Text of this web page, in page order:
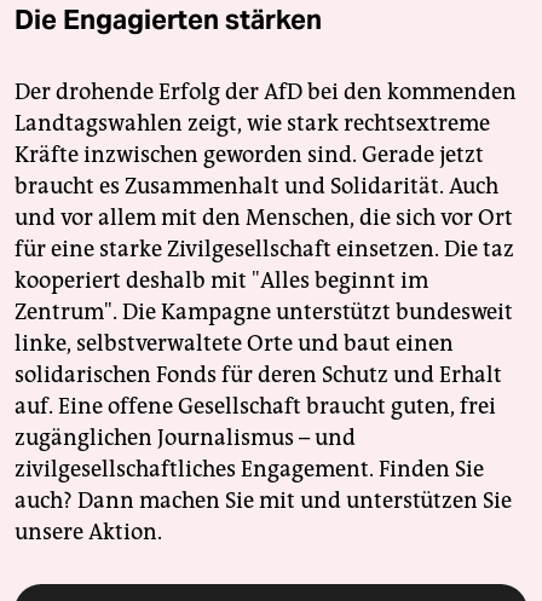
Die Engagierten stärken
Der drohende Erfolg der AfD bei den kommenden
Landtagswahlen zeigt, wie stark rechtsextreme
Kräfte inzwischen geworden sind. Gerade jetzt
braucht es Zusammenhalt und Solidarität. Auch
und vor allem mit den Menschen, die sich vor Ort
für eine starke Zivilgesellschaft einsetzen. Die taz
kooperiert deshalb mit "Alles beginnt im
Zentrum". Die Kampagne unterstützt bundesweit
linke, selbstverwaltete Orte und baut einen
solidarischen Fonds für deren Schutz und Erhalt
auf. Eine offene Gesellschaft braucht guten, frei
zugänglichen Journalismus – und
zivilgesellschaftliches Engagement. Finden Sie
auch? Dann machen Sie mit und unterstützen Sie
unsere Aktion.